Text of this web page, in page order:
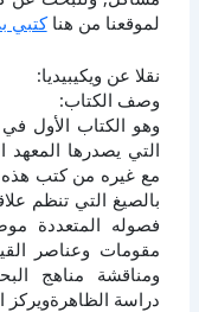
لموقعنا من هناكتبي
نقلا عن ويكيبيديا:
وصف الكتاب:
وهو الكتاب الأول
التي يصدرها المعهد
مع غيره من كتب
بالصيغ التي تنظم
فصوله المتعددة
مقومات وعناصر
ومناقشة مناهج
دراسة الظاهرةويركز